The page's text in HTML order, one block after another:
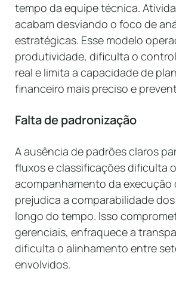
tempo da equipe técnica.
acabam desviando o foco de
estratégicas. Esse modelo
produtividade, dificulta o
real e limita a capacidade de
financeiro mais preciso e
Falta de padronização
A ausência de padrões claros
fluxos e classificações dificulta o
acompanhamento da execução
prejudica a comparabilidade
longo do tempo. Isso
gerenciais, enfraquece a
dificulta o alinhamento entre
envolvidos.